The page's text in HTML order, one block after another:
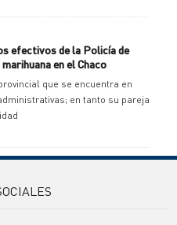
efectivos de la Policía de
en el Chaco
que se encuentra en
en tanto su pareja